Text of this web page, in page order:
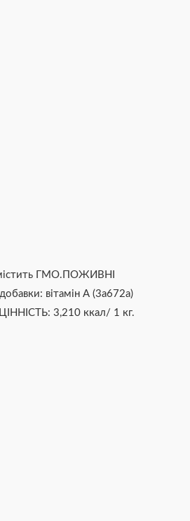
містить ГМО.ПОЖИВНІ
вітамін А (3а672а)
3,210 ккал/ 1 кг.